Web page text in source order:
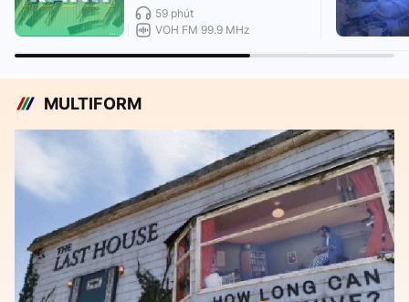
59 phút
VOH FM 99.9 MHz
MULTIFORM